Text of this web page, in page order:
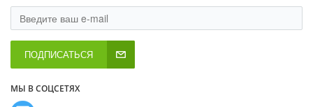
ПОДПИСАТЬСЯ
МЫ В СОЦСЕТЯХ